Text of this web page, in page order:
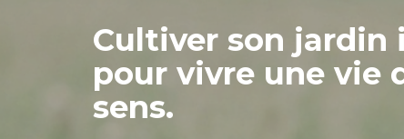
Cultiver son jardin
pour vivre une vie
sens.